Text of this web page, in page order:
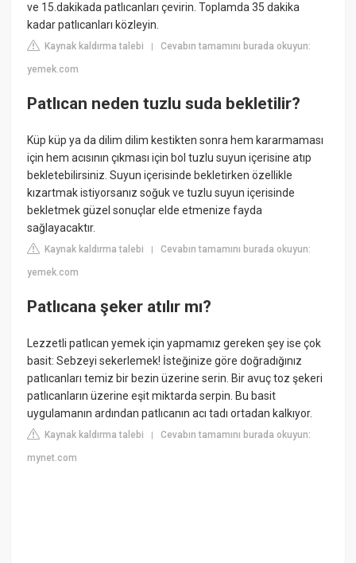
ve 15.dakikada patlıcanları çevirin. Toplamda 35 dakika
kadar patlıcanları közleyin.
Kaynak kaldırma talebi |Cevabın tamamını burada okuyun:
yemek.com
Patlıcan neden tuzlu suda bekletilir?
Küp küp ya da dilim dilim kestikten sonra hem kararmaması
için hem acısının çıkması için bol tuzlu suyun içerisine atıp
bekletebilirsiniz. Suyun içerisinde bekletirken özellikle
kızartmak istiyorsanız soğuk ve tuzlu suyun içerisinde
bekletmek güzel sonuçlar elde etmenize fayda
sağlayacaktır.
Kaynak kaldırma talebi |Cevabın tamamını burada okuyun:
yemek.com
Patlıcana şeker atılır mı?
Lezzetli patlıcan yemek için yapmamız gereken şey ise çok
basit: Sebzeyi sekerlemek! İsteğinize göre doğradığınız
patlıcanları temiz bir bezin üzerine serin. Bir avuç toz şekeri
patlıcanların üzerine eşit miktarda serpin. Bu basit
uygulamanın ardından patlıcanın acı tadı ortadan kalkıyor.
Kaynak kaldırma talebi |Cevabın tamamını burada okuyun:
mynet.com